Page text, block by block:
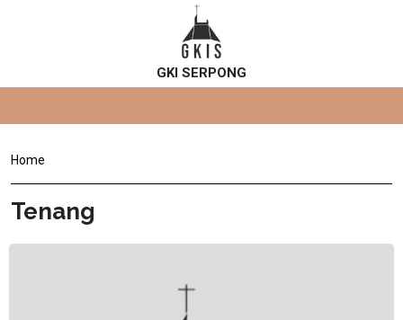
GKI SERPONG
Home
Tenang